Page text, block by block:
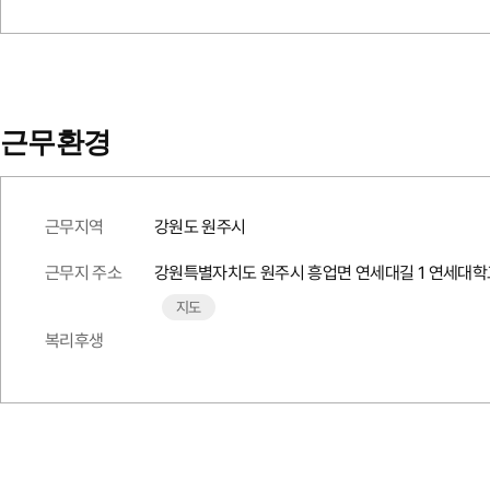
근무환경
근무지역 강원도 원주시
근무지 주소 강원특별자치도 원주시 흥업면 연세대길 1 연세대
지도
복리후생